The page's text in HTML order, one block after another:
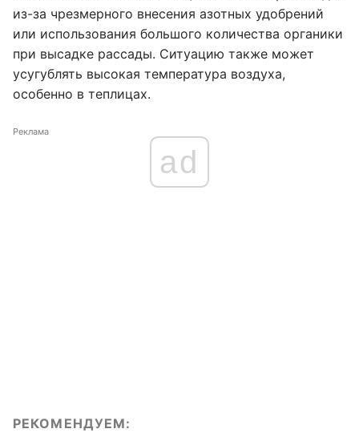
из-за чрезмерного внесения азотных удобрений
или использования большого количества органики
при высадке рассады. Ситуацию также может
усугублять высокая температура воздуха,
особенно в теплицах.
Реклама
ad
РЕКОМЕНДУЕМ: